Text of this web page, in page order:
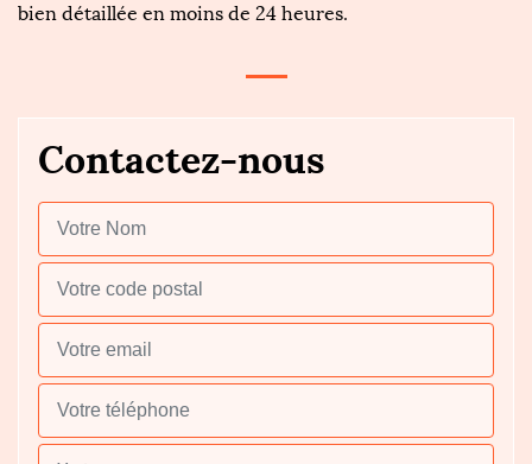
bien détaillée en moins de 24 heures.
Contactez-nous